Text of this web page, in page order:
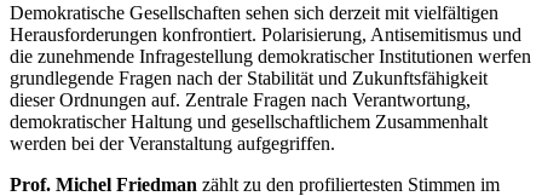
Demokratische Gesellschaften sehen sich derzeit mit vielfältigen
Herausforderungen konfrontiert. Polarisierung, Antisemitismus und
die zunehmende Infragestellung demokratischer Institutionen werfen
grundlegende Fragen nach der Stabilität und Zukunftsfähigkeit
dieser Ordnungen auf. Zentrale Fragen nach Verantwortung,
demokratischer Haltung und gesellschaftlichem Zusammenhalt
werden bei der Veranstaltung aufgegriffen.
Prof. Michel Friedman zählt zu den profiliertesten Stimmen im